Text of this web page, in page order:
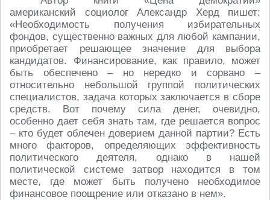
американский социолог Александр Херд пишет:
«Необходимость получения избирательных
фондов, существенно важных для любой кампании,
приобретает решающее значение для выбора
кандидатов. Финансирование, как правило, может
быть обеспечено – но нередко и сорвано –
относительно небольшой группой политических
специалистов, задача которых заключается в сборе
средств. Вот почему сила денег, очевидно,
особенно дает себя знать там, где решается вопрос
– кто будет облечен доверием данной партии? Есть
много факторов, определяющих эффективность
политического деятеля, однако в нашей
политической системе затвор находится в том
месте, где может быть получено необходимое
финансовое поощрение или отказано в нем».